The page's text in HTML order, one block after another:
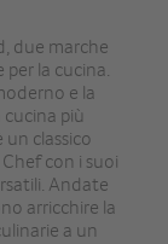
due marche
la cucina.
e la
più
classico
con i suoi
Andate
arricchire la
a un